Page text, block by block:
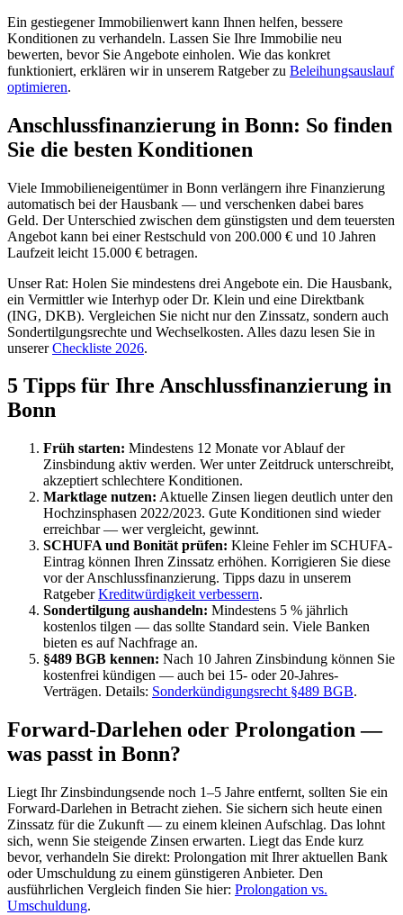
Ein gestiegener Immobilienwert kann Ihnen helfen, bessere
Konditionen zu verhandeln. Lassen Sie Ihre Immobilie neu
bewerten, bevor Sie Angebote einholen. Wie das konkret
funktioniert, erklären wir in unserem Ratgeber zu Beleihungsauslauf
optimieren.
Anschlussfinanzierung in Bonn: So finden
Sie die besten Konditionen
Viele Immobilieneigentümer in Bonn verlängern ihre Finanzierung
automatisch bei der Hausbank — und verschenken dabei bares
Geld. Der Unterschied zwischen dem günstigsten und dem teuersten
Angebot kann bei einer Restschuld von 200.000 € und 10 Jahren
Laufzeit leicht 15.000 € betragen.
Unser Rat: Holen Sie mindestens drei Angebote ein. Die Hausbank,
ein Vermittler wie Interhyp oder Dr. Klein und eine Direktbank
(ING, DKB). Vergleichen Sie nicht nur den Zinssatz, sondern auch
Sondertilgungsrechte und Wechselkosten. Alles dazu lesen Sie in
unsererCheckliste 2026.
5 Tipps für Ihre Anschlussfinanzierung in
Bonn
Früh starten: Mindestens 12 Monate vor Ablauf der
Zinsbindung aktiv werden. Wer unter Zeitdruck unterschreibt,
akzeptiert schlechtere Konditionen.
Marktlage nutzen: Aktuelle Zinsen liegen deutlich unter den
Hochzinsphasen 2022/2023. Gute Konditionen sind wieder
erreichbar — wer vergleicht, gewinnt.
SCHUFA und Bonität prüfen: Kleine Fehler im SCHUFA-
Eintrag können Ihren Zinssatz erhöhen. Korrigieren Sie diese
vor der Anschlussfinanzierung. Tipps dazu in unserem
RatgeberKreditwürdigkeit verbessern.
Sondertilgung aushandeln: Mindestens 5 % jährlich
kostenlos tilgen — das sollte Standard sein. Viele Banken
bieten es auf Nachfrage an.
§489 BGB kennen: Nach 10 Jahren Zinsbindung können Sie
kostenfrei kündigen — auch bei 15- oder 20-Jahres-
Verträgen. Details: Sonderkündigungsrecht §489 BGB.
Forward-Darlehen oder Prolongation —
was passt in Bonn?
Liegt Ihr Zinsbindungsende noch 1–5 Jahre entfernt, sollten Sie ein
Forward-Darlehen in Betracht ziehen. Sie sichern sich heute einen
Zinssatz für die Zukunft — zu einem kleinen Aufschlag. Das lohnt
sich, wenn Sie steigende Zinsen erwarten. Liegt das Ende kurz
bevor, verhandeln Sie direkt: Prolongation mit Ihrer aktuellen Bank
oder Umschuldung zu einem günstigeren Anbieter. Den
ausführlichen Vergleich finden Sie hier: Prolongation vs.
Umschuldung.